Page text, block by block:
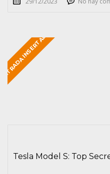
INSERTADA
Tesla Model S: Top